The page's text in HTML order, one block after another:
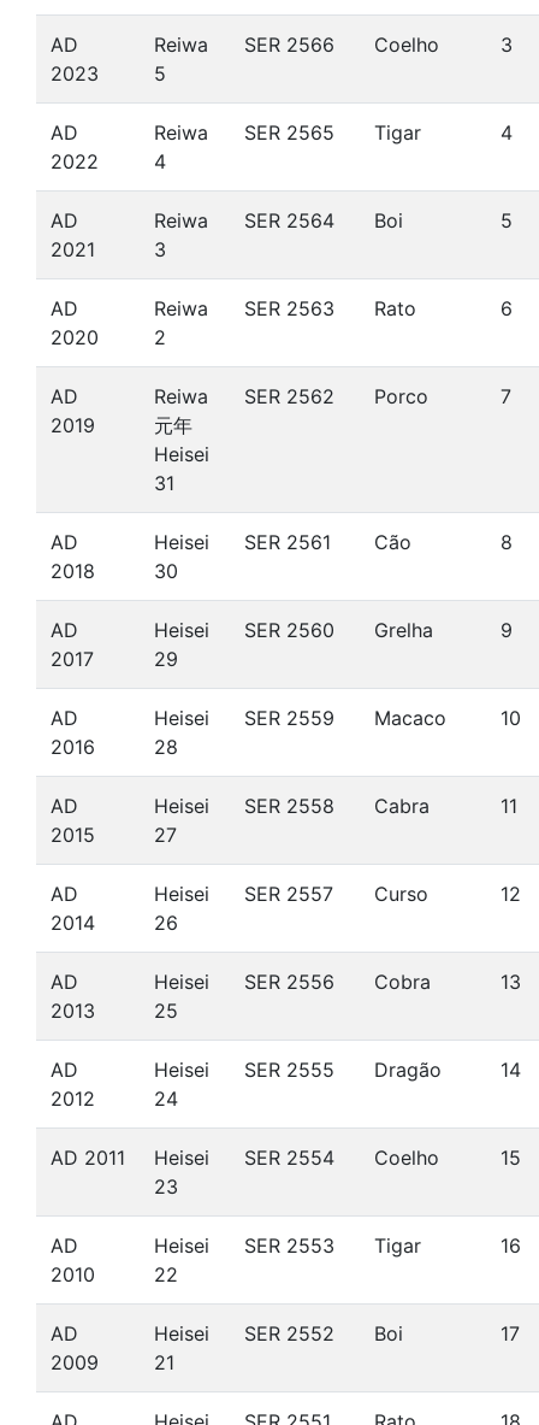
AD
2023
Reiwa
5
SER 2566 Coelho 3
AD
2022
Reiwa
4
SER 2565 Tigar 4
AD
2021
Reiwa
3
SER 2564 Boi 5
AD
2020
Reiwa
2
SER 2563 Rato 6
AD
2019
Reiwa
元年
Heisei
31
SER 2562 Porco 7
AD
2018
Heisei
30
SER 2561 Cão 8
AD
2017
Heisei
29
SER 2560 Grelha 9
AD
2016
Heisei
28
SER 2559 Macaco 10
AD
2015
Heisei
27
SER 2558 Cabra 11
AD
2014
Heisei
26
SER 2557 Curso 12
AD
2013
Heisei
25
SER 2556 Cobra 13
AD
2012
Heisei
24
SER 2555 Dragão 14
AD 2011
Heisei
23
SER 2554 Coelho 15
AD
2010
Heisei
22
SER 2553 Tigar 16
AD
2009
Heisei
21
SER 2552 Boi 17